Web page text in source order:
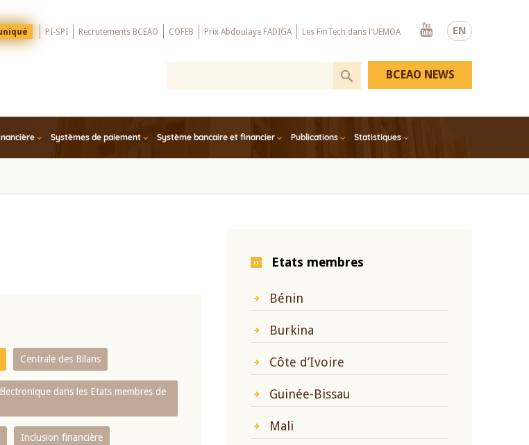
EN
PI-SPI Recrutements BCEAO COFEB Prix Abdoulaye FADIGA Les FinTech dans l'UEMOA
Youtube
Systèmes de paiement Système bancaire et financier Publications Statistiques
BCEAO NEWS
Centrale des Bilans
dans les Etats membres de
Inclusion financière
Etats membres
Bénin
Burkina
Côte d’Ivoire
Guinée-Bissau
Mali